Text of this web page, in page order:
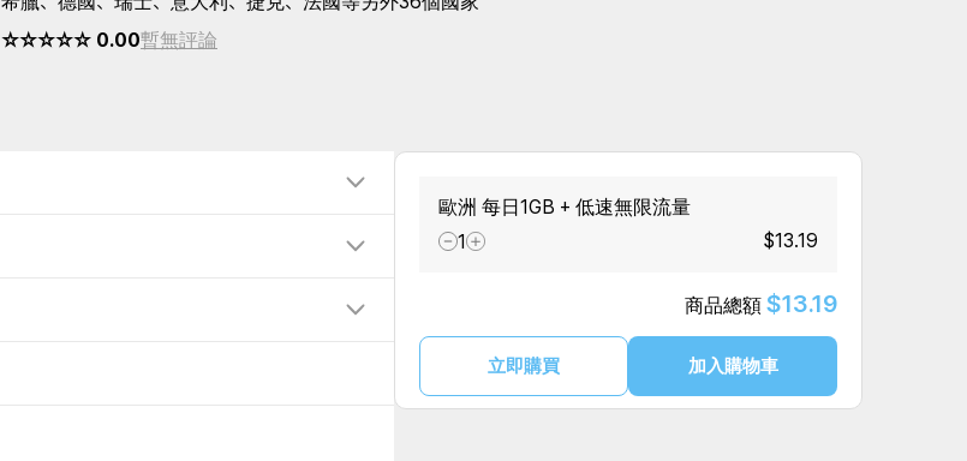
☆☆☆☆☆ 0.00暫無評論
歐洲 每日1GB + 低速無限流量
1
$13.19
商品總額 $13.19
立即購買 加入購物車